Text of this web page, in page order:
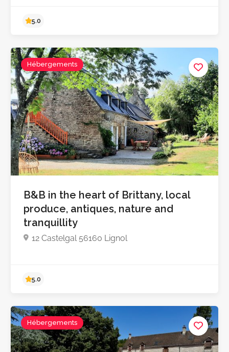
5.0
Hébergements
B&B in the heart of Brittany, local
produce, antiques, nature and
tranquillity
12 Castelgal 56160 Lignol
Hébergements